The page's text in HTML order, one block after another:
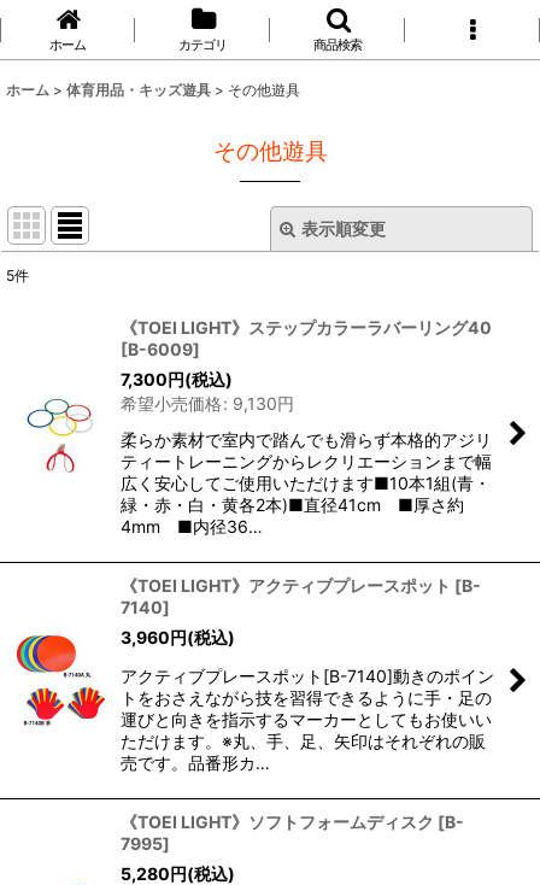
ホーム カテゴリ 商品検索
ホーム > 体育用品・キッズ遊具 > その他遊具
その他遊具
表示順変更
絞り込む
5件
《TOEI LIGHT》ステップカラーラバーリング40
[B-6009]
7,300円(税込)
希望小売価格: 9,130円
柔らか素材で室内で踏んでも滑らず本格的アジリ
ティートレーニングからレクリエーションまで幅
広く安心してご使用いただけます■10本1組(青・
緑・赤・白・黄各2本)■直径41cm ■厚さ約
4mm ■内径36…
《TOEI LIGHT》アクティブプレースポット [B-
7140]
3,960円(税込)
アクティブプレースポット[B-7140]動きのポイン
トをおさえながら技を習得できるように手・足の
運びと向きを指示するマーカーとしてもお使いい
ただけます。※丸、手、足、矢印はそれぞれの販
売です。品番形カ…
《TOEI LIGHT》ソフトフォームディスク [B-
7995]
5,280円(税込)